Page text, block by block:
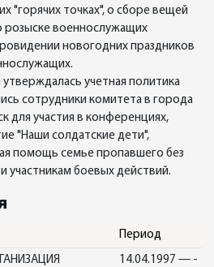
"горячих точках", о сборе вещей
розыске военнослужащих
новогодних праздников
учетная политика
сотрудники комитета в города
для участия в конференциях,
"Наши солдатские дети",
помощь семье пропавшего без
участникам боевых действий.
Период
14.04.1997 — -